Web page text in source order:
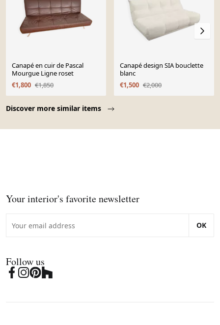
Discover more similar items
Canapé en cuir de Pascal
Mourgue Ligne roset
€1,800 €1,850
Canapé design SIA bouclette
blanc
€1,500 €2,000
Your interior's favorite newsletter
OK
Follow us